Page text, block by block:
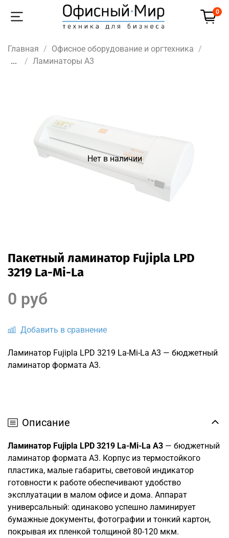
0
Главная
Офисное оборудование и оргтехника
...
Ламинаторы A3
Нет в наличии
Пакетный ламинатор Fujipla LPD
3219 La-Mi-La
Добавить в сравнение
0 руб
Ламинатор Fujipla LPD 3219 La-Mi-La А3 — бюджетный
ламинатор формата А3.
Описание
Ламинатор Fujipla LPD 3219 La-Mi-La А3 — бюджетный
ламинатор формата А3. Корпус из термостойкого
пластика, малые габариты, световой индикатор
готовности к работе обеспечивают удобство
эксплуатации в малом офисе и дома. Аппарат
универсальный: одинаково успешно ламинирует
бумажные документы, фотографии и тонкий картон,
покрывая их пленкой толщиной 80-120 мкм.